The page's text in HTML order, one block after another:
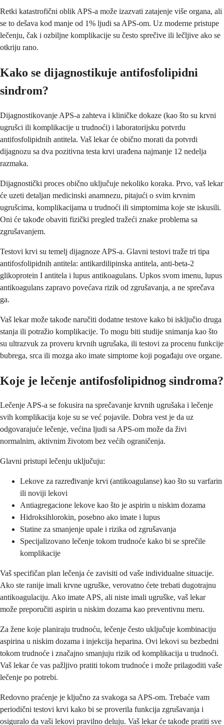
Retki katastrofični oblik APS-a može izazvati zatajenje više organa, ali
se to dešava kod manje od 1% ljudi sa APS-om. Uz moderne pristupe
lečenju, čak i ozbiljne komplikacije su često sprečive ili lečljive ako se
otkriju rano.
Kako se dijagnostikuje antifosfolipidni
sindrom?
Dijagnostikovanje APS-a zahteva i kliničke dokaze (kao što su krvni
ugrušci ili komplikacije u trudnoći) i laboratorijsku potvrdu
antifosfolipidnih antitela. Vaš lekar će obično morati da potvrdi
dijagnozu sa dva pozitivna testa krvi urađena najmanje 12 nedelja
razmaka.
Dijagnostički proces obično uključuje nekoliko koraka. Prvo, vaš lekar
će uzeti detaljan medicinski anamnezu, pitajući o svim krvnim
ugrušcima, komplikacijama u trudnoći ili simptomima koje ste iskusili.
Oni će takođe obaviti fizički pregled tražeći znake problema sa
zgrušavanjem.
Testovi krvi su temelj dijagnoze APS-a. Glavni testovi traže tri tipa
antifosfolipidnih antitela: antikardilipinska antitela, anti-beta-2
glikoprotein I antitela i lupus antikoagulans. Upkos svom imenu, lupus
antikoagulans zapravo povećava rizik od zgrušavanja, a ne sprečava
ga.
Vaš lekar može takođe naručiti dodatne testove kako bi isključio druga
stanja ili potražio komplikacije. To mogu biti studije snimanja kao što
su ultrazvuk za proveru krvnih ugrušaka, ili testovi za procenu funkcije
bubrega, srca ili mozga ako imate simptome koji pogađaju ove organe.
Koje je lečenje antifosfolipidnog sindroma?
Lečenje APS-a se fokusira na sprečavanje krvnih ugrušaka i lečenje
svih komplikacija koje su se već pojavile. Dobra vest je da uz
odgovarajuće lečenje, većina ljudi sa APS-om može da živi
normalnim, aktivnim životom bez većih ograničenja.
Glavni pristupi lečenju uključuju:
Lekove za razređivanje krvi (antikoagulanse) kao što su varfarin
ili noviji lekovi
Antiagregacione lekove kao što je aspirin u niskim dozama
Hidroksihlorokin, posebno ako imate i lupus
Statine za smanjenje upale i rizika od zgrušavanja
Specijalizovano lečenje tokom trudnoće kako bi se sprečile
komplikacije
Vaš specifičan plan lečenja će zavisiti od vaše individualne situacije.
Ako ste ranije imali krvne ugruške, verovatno ćete trebati dugotrajnu
antikoagulaciju. Ako imate APS, ali niste imali ugruške, vaš lekar
može preporučiti aspirin u niskim dozama kao preventivnu meru.
Za žene koje planiraju trudnoću, lečenje često uključuje kombinaciju
aspirina u niskim dozama i injekcija heparina. Ovi lekovi su bezbedni
tokom trudnoće i značajno smanjuju rizik od komplikacija u trudnoći.
Vaš lekar će vas pažljivo pratiti tokom trudnoće i može prilagoditi vaše
lečenje po potrebi.
Redovno praćenje je ključno za svakoga sa APS-om. Trebaće vam
periodični testovi krvi kako bi se proverila funkcija zgrušavanja i
osiguralo da vaši lekovi pravilno deluju. Vaš lekar će takođe pratiti sve